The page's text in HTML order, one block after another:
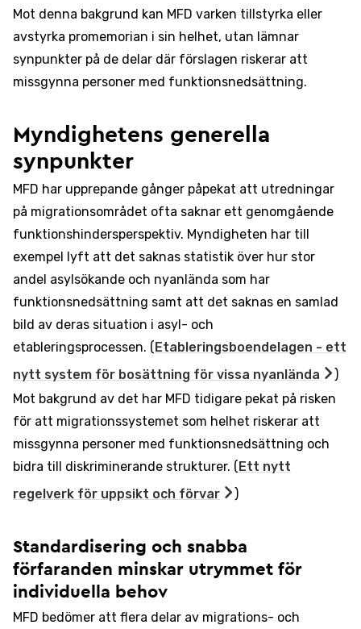
Mot denna bakgrund kan MFD varken tillstyrka eller
avstyrka promemorian i sin helhet, utan lämnar
synpunkter på de delar där förslagen riskerar att
missgynna personer med funktionsnedsättning.
Myndighetens generella
synpunkter
MFD har upprepande gånger påpekat att utredningar
på migrationsområdet ofta saknar ett genomgående
funktionshindersperspektiv. Myndigheten har till
exempel lyft att det saknas statistik över hur stor
andel asylsökande och nyanlända som har
funktionsnedsättning samt att det saknas en samlad
bild av deras situation i asyl- och
etableringsprocessen. (Etableringsboendelagen - ett
nytt system för bosättning för vissa nyanlända
)
Mot bakgrund av det har MFD tidigare pekat på risken
för att migrationssystemet som helhet riskerar att
missgynna personer med funktionsnedsättning och
bidra till diskriminerande strukturer. (Ett nytt
regelverk för uppsikt och förvar
)
Standardisering och snabba
förfaranden minskar utrymmet för
individuella behov
MFD bedömer att flera delar av migrations- och